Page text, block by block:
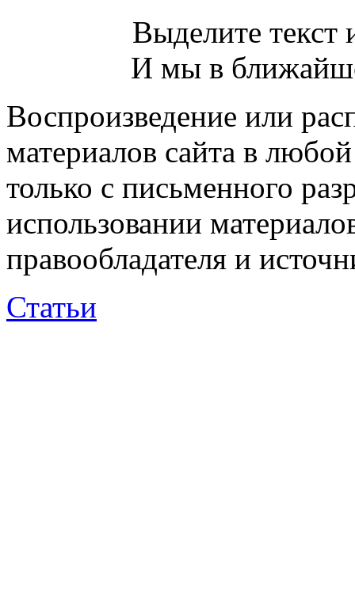
Выделите
И мы в
Воспроизведение или
материалов сайта в
только с письменного
использовании
правообладателя и
Статьи